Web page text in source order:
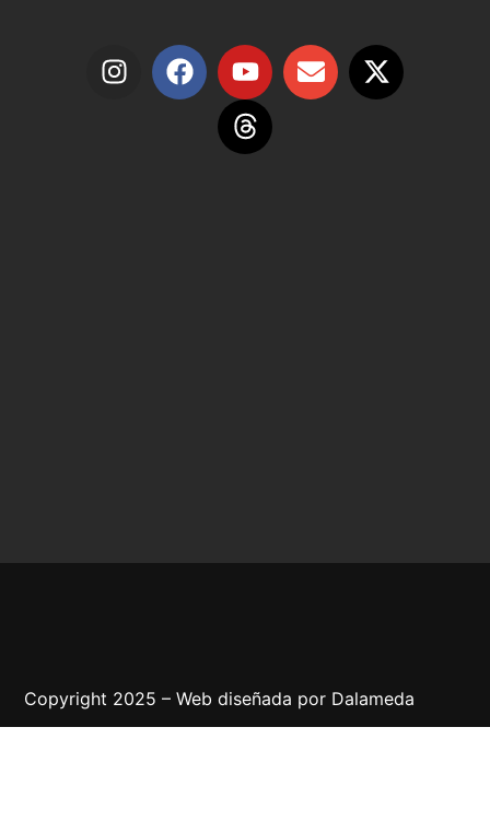
Copyright 2025 – Web diseñada por Dalameda